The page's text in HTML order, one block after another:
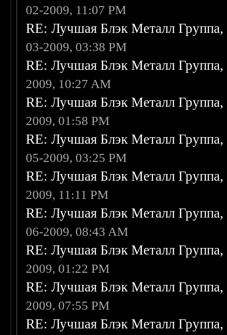
02-2009, 11:07 PM
RE: Лучшая Блэк Металл
03-2009, 03:38 PM
RE: Лучшая Блэк Металл
2009, 10:27 AM
RE: Лучшая Блэк Металл
2009, 01:58 PM
RE: Лучшая Блэк Металл
05-2009, 03:25 PM
RE: Лучшая Блэк Металл
2009, 11:11 PM
RE: Лучшая Блэк Металл
06-2009, 08:43 AM
RE: Лучшая Блэк Металл
2009, 01:22 PM
RE: Лучшая Блэк Металл
2009, 07:55 PM
RE: Лучшая Блэк Металл